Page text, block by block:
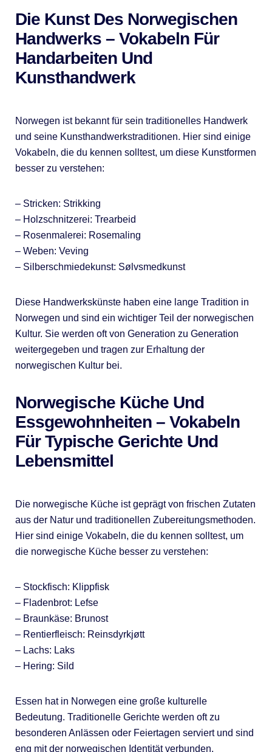
Die Kunst Des Norwegischen
Handwerks – Vokabeln Für
Handarbeiten Und
Kunsthandwerk
Norwegen ist bekannt für sein traditionelles Handwerk
und seine Kunsthandwerkstraditionen. Hier sind einige
Vokabeln, die du kennen solltest, um diese Kunstformen
besser zu verstehen:
– Stricken: Strikking
– Holzschnitzerei: Trearbeid
– Rosenmalerei: Rosemaling
– Weben: Veving
– Silberschmiedekunst: Sølvsmedkunst
Diese Handwerkskünste haben eine lange Tradition in
Norwegen und sind ein wichtiger Teil der norwegischen
Kultur. Sie werden oft von Generation zu Generation
weitergegeben und tragen zur Erhaltung der
norwegischen Kultur bei.
Norwegische Küche Und
Essgewohnheiten – Vokabeln
Für Typische Gerichte Und
Lebensmittel
Die norwegische Küche ist geprägt von frischen Zutaten
aus der Natur und traditionellen Zubereitungsmethoden.
Hier sind einige Vokabeln, die du kennen solltest, um
die norwegische Küche besser zu verstehen:
– Stockfisch: Klippfisk
– Fladenbrot: Lefse
– Braunkäse: Brunost
– Rentierfleisch: Reinsdyrkjøtt
– Lachs: Laks
– Hering: Sild
Essen hat in Norwegen eine große kulturelle
Bedeutung. Traditionelle Gerichte werden oft zu
besonderen Anlässen oder Feiertagen serviert und sind
eng mit der norwegischen Identität verbunden.